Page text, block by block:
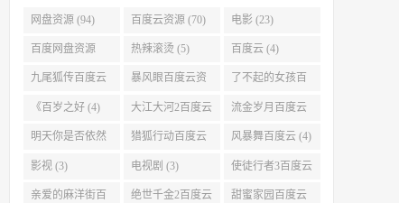
网盘资源 (94) 百度云资源 (70) 电影 (23)
百度网盘资源
(11)
热辣滚烫 (5) 百度云 (4)
九尾狐传百度云
(4)
暴风眼百度云资
源 (4)
了不起的女孩百
度云 (4)
《百岁之好 (4) 大江大河2百度云
(4)
流金岁月百度云
(4)
明天你是否依然
爱我百度云 (4)
猎狐行动百度云
(4)
风暴舞百度云 (4)
影视 (3) 电视剧 (3) 使徒行者3百度云
资源 (3)
亲爱的麻洋街百 绝世千金2百度云 甜蜜家园百度云